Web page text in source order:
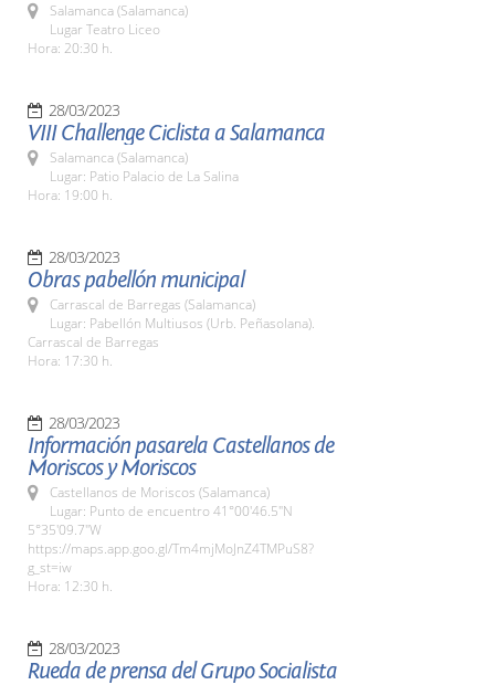
Salamanca (Salamanca)
Lugar Teatro Liceo
Hora: 20:30 h.
28/03/2023
VIII Challenge Ciclista a Salamanca
Salamanca (Salamanca)
Lugar: Patio Palacio de La Salina
Hora: 19:00 h.
28/03/2023
Obras pabellón municipal
Carrascal de Barregas (Salamanca)
Lugar: Pabellón Multiusos (Urb. Peñasolana).
Carrascal de Barregas
Hora: 17:30 h.
28/03/2023
Información pasarela Castellanos de
Moriscos y Moriscos
Castellanos de Moriscos (Salamanca)
Lugar: Punto de encuentro 41°00'46.5"N
5°35'09.7"W
https://maps.app.goo.gl/Tm4mjMoJnZ4TMPuS8?
g_st=iw
Hora: 12:30 h.
28/03/2023
Rueda de prensa del Grupo Socialista